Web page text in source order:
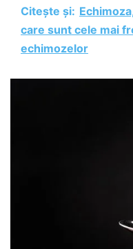
Citește și:
care sunt cele mai
echimozelor